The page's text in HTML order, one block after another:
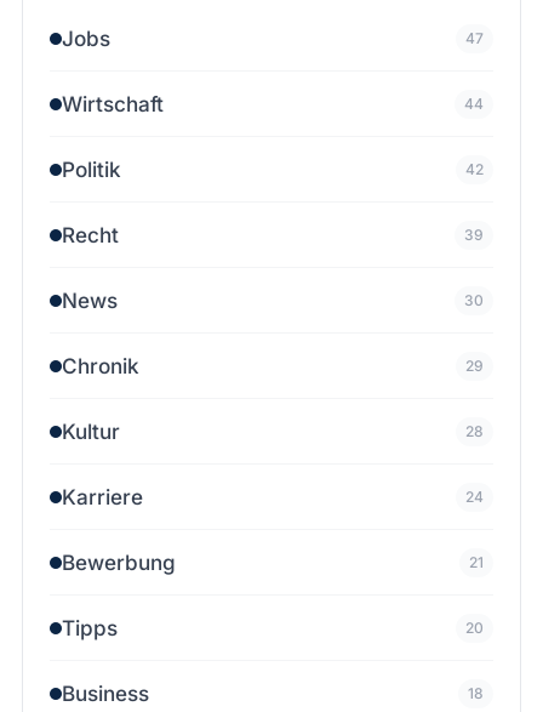
Jobs 47
Wirtschaft 44
Politik 42
Recht 39
News 30
Chronik 29
Kultur 28
Karriere 24
Bewerbung 21
Tipps 20
Business 18